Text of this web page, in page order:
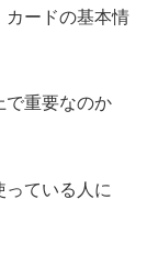
カードの基本情
で重要なのか
ている人に